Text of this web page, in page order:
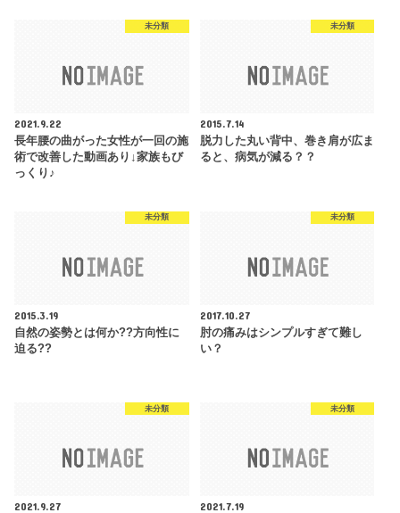
未分類
2021.9.22
長年腰の曲がった女性が一回の施
術で改善した動画あり↓家族もび
っくり♪
未分類
2015.7.14
脱力した丸い背中、巻き肩が広ま
ると、病気が減る？？
未分類
2015.3.19
自然の姿勢とは何か??方向性に
迫る??
未分類
2017.10.27
肘の痛みはシンプルすぎて難し
い？
未分類
2021.9.27
未分類
2021.7.19